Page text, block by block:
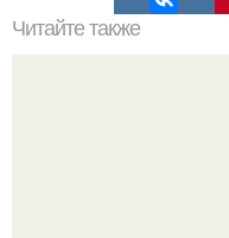
Читайте также